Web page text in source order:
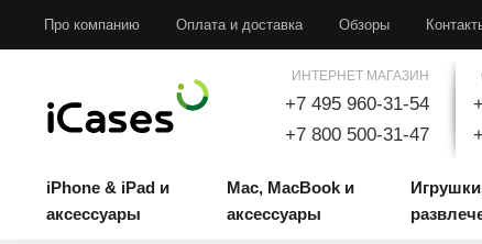
Про компанию Оплата и доставка Обзоры
ИНТЕРНЕТ МАГАЗИН
+7 495 960-31-54
+7 800 500-31-47
iPhone & iPad и
аксессуары
Mac, MacBook и
аксессуары